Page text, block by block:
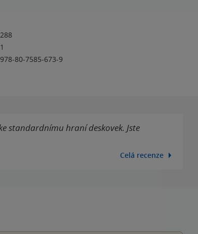
288
1
978-80-7585-673-9
standardnímu hraní deskovek. Jste
Celá recenze